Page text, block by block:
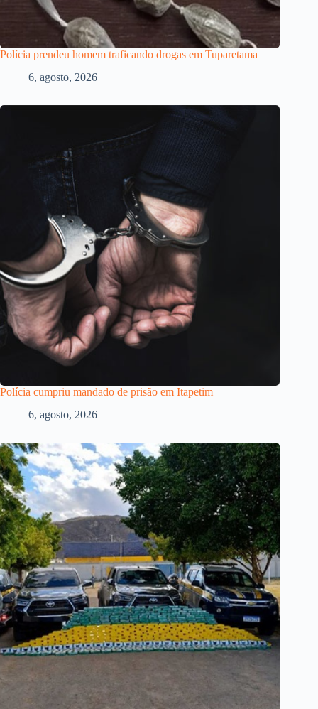
Polícia prendeu homem traficando drogas em Tuparetama
6, agosto, 2026
Polícia cumpriu mandado de prisão em Itapetim
6, agosto, 2026